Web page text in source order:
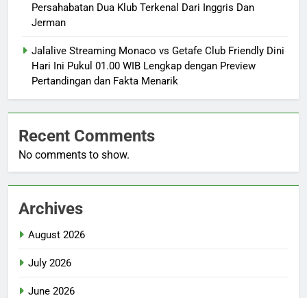
Persahabatan Dua Klub Terkenal Dari Inggris Dan
Jerman
Jalalive Streaming Monaco vs Getafe Club Friendly Dini
Hari Ini Pukul 01.00 WIB Lengkap dengan Preview
Pertandingan dan Fakta Menarik
Recent Comments
No comments to show.
Archives
August 2026
July 2026
June 2026